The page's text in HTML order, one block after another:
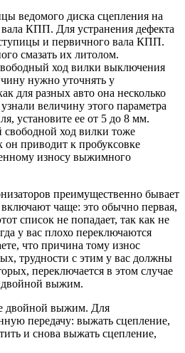
ведомого диска сцепления на
КПП. Для устранения дефекта
и первичного вала КПП.
смазать их литолом.
ход вилки выключения
нужно уточнять у
для разных авто она несколько
величину этого параметра
установите ее от 5 до 8 мм.
ход вилки тоже
он приводит к пробуксовке
износу выжимного
преимущественно бывает
включают чаще: это обычно первая,
список не попадает, так как не
у вас плохо переключаются
что причина тому износ
трудности с этим у вас должны
переключается в этом случае
двойной выжим.
двойной выжим. Для
передачу: выжать сцепление,
и снова выжать сцепление,